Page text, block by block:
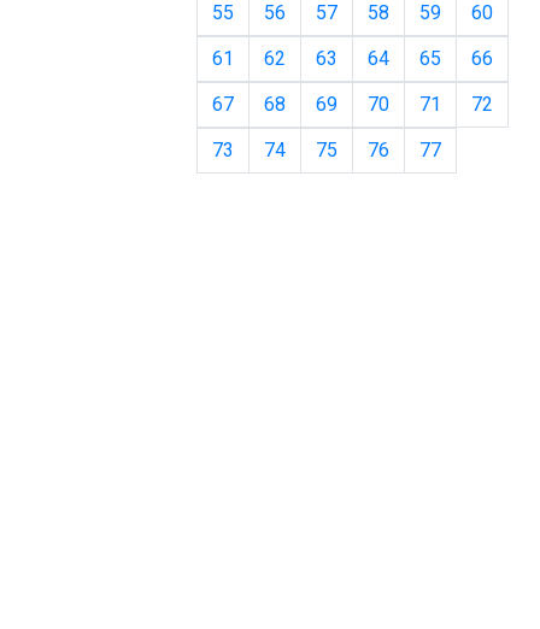
55
56 57 58 59
60
61
62 63 64 65
66
67
68 69 70 71
72
73
74 75 76 77